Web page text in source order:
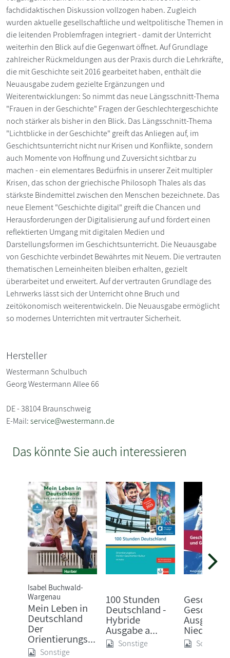
fachdidaktischen Diskussion vollzogen haben. Zugleich
wurden aktuelle gesellschaftliche und weltpolitische Themen in
die leitenden Problemfragen integriert - damit der Unterricht
weiterhin den Blick auf die Gegenwart öffnet. Auf Grundlage
zahlreicher Rückmeldungen aus der Praxis durch die Lehrkräfte,
die mit Geschichte seit 2016 gearbeitet haben, enthält die
Neuausgabe zudem gezielte Ergänzungen und
Weiterentwicklungen: So nimmt das neue Längsschnitt-Thema
"Frauen in der Geschichte" Fragen der Geschlechtergeschichte
noch stärker als bisher in den Blick. Das Längsschnitt-Thema
"Lichtblicke in der Geschichte" greift das Anliegen auf, im
Geschichtsunterricht nicht nur Krisen und Konflikte, sondern
auch Momente von Hoffnung und Zuversicht sichtbar zu
machen - ein elementares Bedürfnis in unserer Zeit multipler
Krisen, das schon der griechische Philosoph Thales als das
stärkste Bindemittel zwischen den Menschen bezeichnete. Das
neue Element "Geschichte digital" greift die Chancen und
Herausforderungen der Digitalisierung auf und fördert einen
reflektierten Umgang mit digitalen Medien und
Darstellungsformen im Geschichtsunterricht. Die Neuausgabe
von Geschichte verbindet Bewährtes mit Neuem. Die vertrauten
thematischen Lerneinheiten bleiben erhalten, gezielt
überarbeitet und erweitert. Auf der vertrauten Grundlage des
Lehrwerks lässt sich der Unterricht ohne Bruch und
zeitökonomisch weiterentwickeln. Die Neuausgabe ermöglicht
so modernes Unterrichten mit vertrauter Sicherheit.
Hersteller
Westermann Schulbuch
Georg Westermann Allee 66
DE - 38104 Braunschweig
E-Mail:service@westermann.de
Das könnte Sie auch interessieren
Isabel Buchwald-
Wargenau
Mein Leben in
Deutschland
Der
Orientierungs...
Sonstige
100 Stunden
Deutschland -
Hybride
Ausgabe a...
Sonstige
Ausgabe
Niede...
Sonstige